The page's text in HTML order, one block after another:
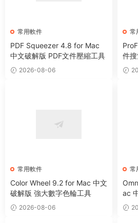
常用軟件
PDF Squeezer 4.8 for Mac
中文破解版 PDF文件壓縮工具
2026-08-06
常
件
常用軟件
Color Wheel 9.2 for Mac 中文
破解版 強大數字色輪工具
2026-08-06
常
ac